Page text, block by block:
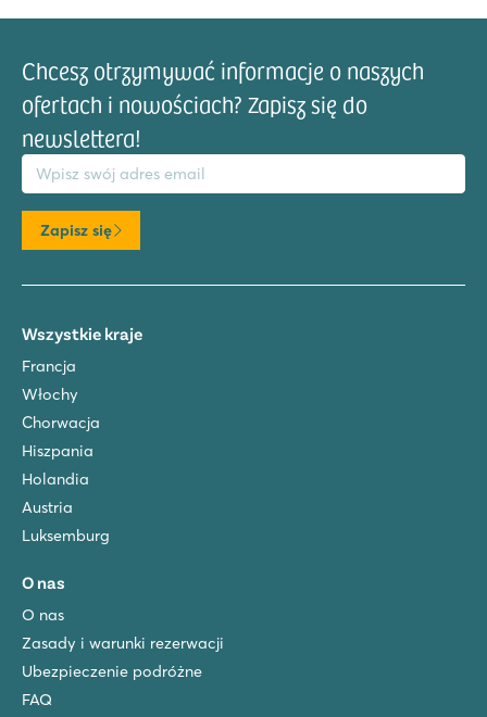
Chcesz otrzymywać informacje o naszych
ofertach i nowościach? Zapisz się do
newslettera!
email
Zapisz się
Wszystkie kraje
Francja
Włochy
Chorwacja
Hiszpania
Holandia
Austria
Luksemburg
O nas
O nas
Zasady i warunki rezerwacji
Ubezpieczenie podróżne
FAQ